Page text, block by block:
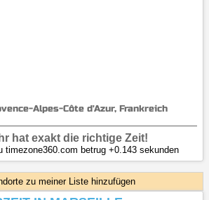
Alpes-Côte d'Azur, Frankreich
hat exakt die richtige Zeit!
timezone360.com betrug +0.143 sekunden
zu meiner Liste hinzufügen